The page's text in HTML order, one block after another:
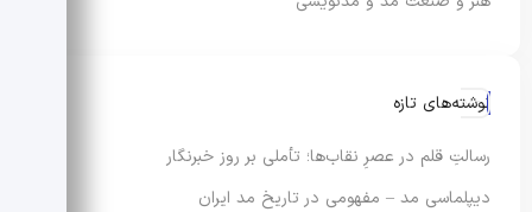
نوشته‌های تازه
رسالتِ قلم در عصرِ نقاب‌ها؛ تأملی بر روز خبرنگار
دیپلماسی مد – مفهومی در تاریخ مد ایران